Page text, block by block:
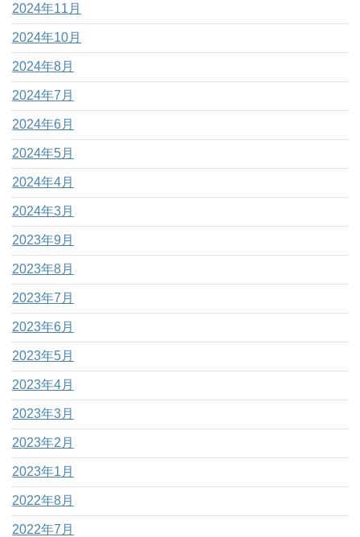
2024年11月
2024年10月
2024年8月
2024年7月
2024年6月
2024年5月
2024年4月
2024年3月
2023年9月
2023年8月
2023年7月
2023年6月
2023年5月
2023年4月
2023年3月
2023年2月
2023年1月
2022年8月
2022年7月